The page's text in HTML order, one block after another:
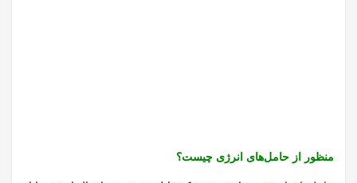
منظور از حامل‌های انرژی چیست؟